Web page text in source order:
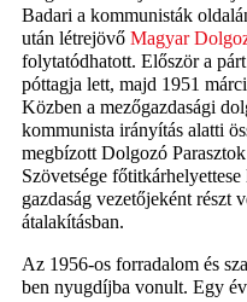
Badari a kommunisták
után létrejövő Magyar
folytatódhatott. Először a
póttagja lett, majd 1951
Közben a mezőgazdasági
kommunista irányítás alatti
megbízott Dolgozó
Szövetsége
gazdaság vezetőjeként részt
átalakításban.
Az 1956-os forradalom és
ben nyugdíjba vonult. Egy